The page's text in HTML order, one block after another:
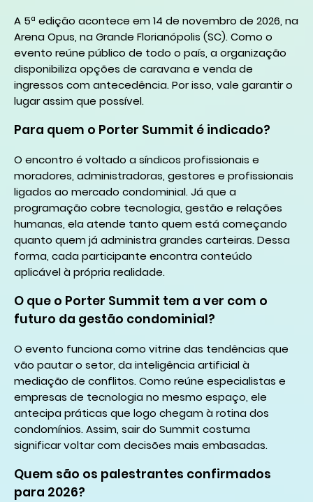
A 5ª edição acontece em 14 de novembro de 2026, na
Arena Opus, na Grande Florianópolis (SC). Como o
evento reúne público de todo o país, a organização
disponibiliza opções de caravana e venda de
ingressos com antecedência. Por isso, vale garantir o
lugar assim que possível.
Para quem o Porter Summit é indicado?
O encontro é voltado a síndicos profissionais e
moradores, administradoras, gestores e profissionais
ligados ao mercado condominial. Já que a
programação cobre tecnologia, gestão e relações
humanas, ela atende tanto quem está começando
quanto quem já administra grandes carteiras. Dessa
forma, cada participante encontra conteúdo
aplicável à própria realidade.
O que o Porter Summit tem a ver com o
futuro da gestão condominial?
O evento funciona como vitrine das tendências que
vão pautar o setor, da inteligência artificial à
mediação de conflitos. Como reúne especialistas e
empresas de tecnologia no mesmo espaço, ele
antecipa práticas que logo chegam à rotina dos
condomínios. Assim, sair do Summit costuma
significar voltar com decisões mais embasadas.
Quem são os palestrantes confirmados
para 2026?